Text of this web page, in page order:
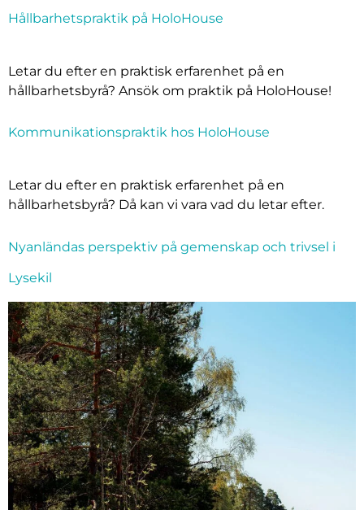
Hållbarhetspraktik på HoloHouse
Letar du efter en praktisk erfarenhet på en
hållbarhetsbyrå? Ansök om praktik på HoloHouse!
Kommunikationspraktik hos HoloHouse
Letar du efter en praktisk erfarenhet på en
hållbarhetsbyrå? Då kan vi vara vad du letar efter.
Nyanländas perspektiv på gemenskap och trivsel i
Lysekil